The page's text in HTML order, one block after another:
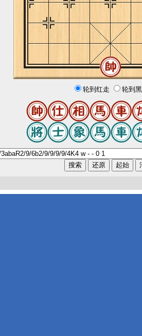
轮到红走 轮到